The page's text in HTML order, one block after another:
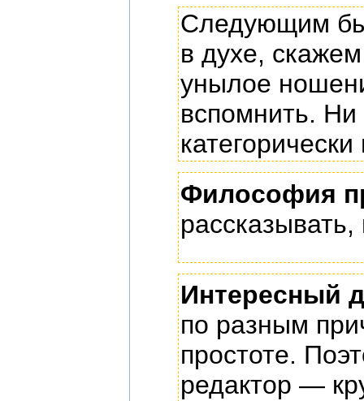
Следующим
в духе,
унылое
вспомнить.
Философия
Интересный
по разным
простоте.
редактор —